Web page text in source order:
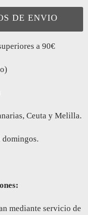
DE ENVIO
a 90€
Ceuta y Melilla.
domingos.
mediante servicio de